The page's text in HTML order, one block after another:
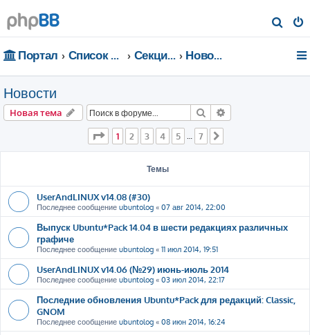
о
Портал Список форумов Секции портала Новости
Новости
Новая тема Поиск
Страница из
1 2 3 4 5 … 7
Темы
UserAndLINUX v14.08 (#30)
Последнее сообщение ubuntolog « 07 авг 2014, 22:00
Выпуск Ubuntu*Pack 14.04 в шести редакциях различных
графиче
Последнее сообщение ubuntolog « 11 июл 2014, 19:51
UserAndLINUX v14.06 (№29) июнь-июль 2014
Последнее сообщение ubuntolog « 03 июл 2014, 22:17
Последние обновления Ubuntu*Pack для редакций: Classic,
GNOM
Последнее сообщение ubuntolog « 08 июн 2014, 16:24